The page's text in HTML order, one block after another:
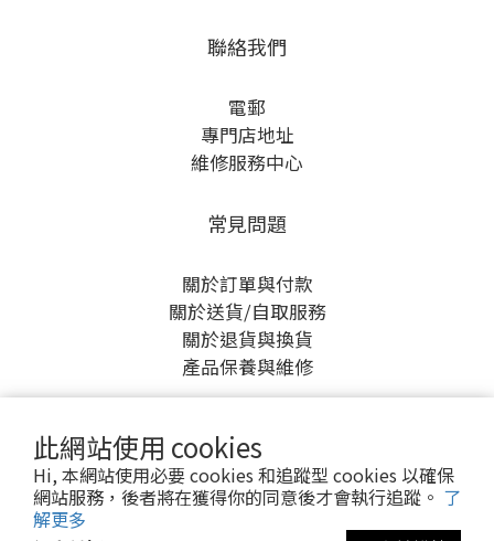
此網站使用 cookies
Hi, 本網站使用必要 cookies 和追蹤型 cookies 以確保
網站服務，後者將在獲得你的同意後才會執行追蹤。 了
解更多
聯絡我們
電郵
專門店地址
維修服務中心
常見問題
關於訂單與付款
關於送貨/自取服務
關於退貨與換貨
產品保養與維修